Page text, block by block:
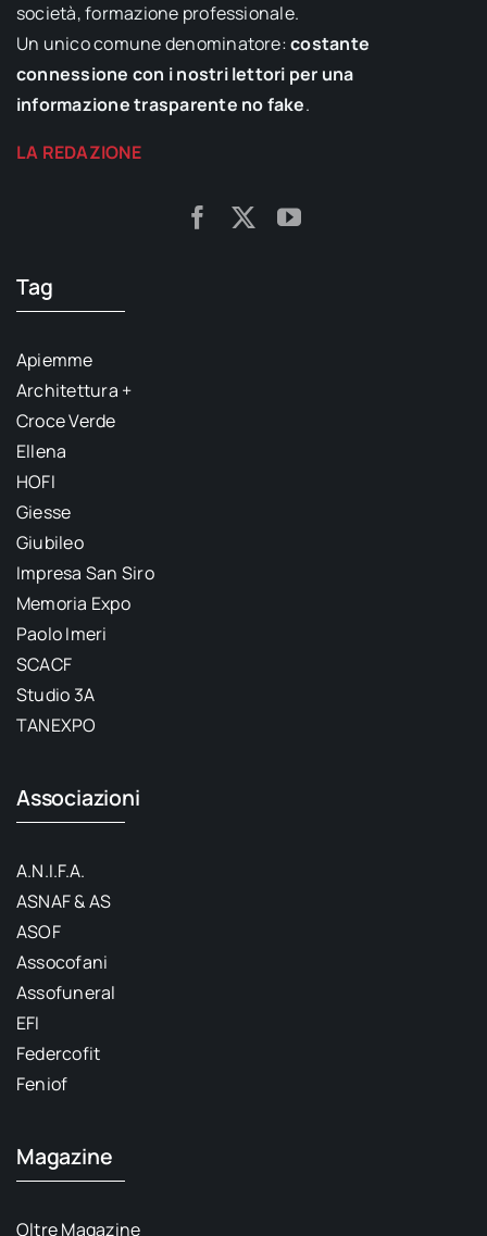
società, formazione professionale.
Un unico comune denominatore:costante
connessione con i nostri lettori per una
informazione trasparente no fake.
LA REDAZIONE
Tag
Apiemme
Architettura +
Croce Verde
Ellena
HOFI
Giesse
Giubileo
Impresa San Siro
Memoria Expo
Paolo Imeri
SCACF
Studio 3A
TANEXPO
Associazioni
A.N.I.F.A.
ASNAF & AS
ASOF
Assocofani
Assofuneral
EFI
Federcofit
Feniof
Magazine
Oltre Magazine